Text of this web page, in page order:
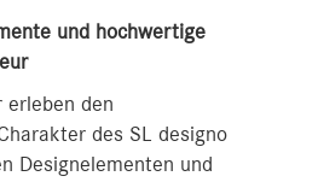
und hochwertige
erleben den
des SL designo
Designelementen und